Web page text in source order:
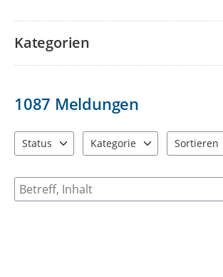
Klicken Sie auf „Meldung absenden“.
nach redaktioneller Prüfung sichtbar
täglich, Mo-Fr, außer Feiertage).
jeweils zuständige Fachbereich
Melden Sie bitte nur solche Mängel, die
anderes Problem entdeckt? Dann
bitte über die Behördenrufnummer
Falls Sie Ihrer Meldung Fotos anfügen,
ihrer Meldung öffentlich sichtbar:
Kategorien
1087 Meldungen
Status
Kategorie
Sortieren
Suche nach Meldungen und Kommentaren